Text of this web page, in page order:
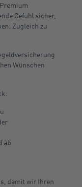
Gefühl sicher,
Zugleich zu
Wünschen
ab
damit wir Ihren